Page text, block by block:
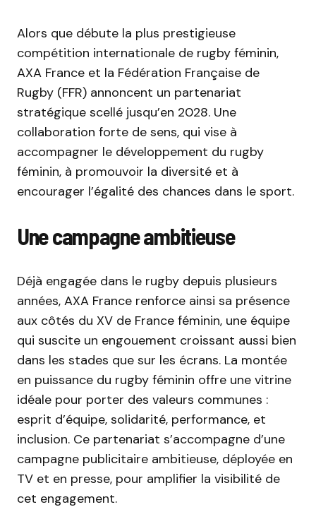
Alors que débute la plus prestigieuse
compétition internationale de rugby féminin,
AXA France et la Fédération Française de
Rugby (FFR) annoncent un partenariat
stratégique scellé jusqu’en 2028. Une
collaboration forte de sens, qui vise à
accompagner le développement du rugby
féminin, à promouvoir la diversité et à
encourager l’égalité des chances dans le sport.
Une campagne ambitieuse
Déjà engagée dans le rugby depuis plusieurs
années, AXA France renforce ainsi sa présence
aux côtés du XV de France féminin, une équipe
qui suscite un engouement croissant aussi bien
dans les stades que sur les écrans. La montée
en puissance du rugby féminin offre une vitrine
idéale pour porter des valeurs communes :
esprit d’équipe, solidarité, performance, et
inclusion. Ce partenariat s’accompagne d’une
campagne publicitaire ambitieuse, déployée en
TV et en presse, pour amplifier la visibilité de
cet engagement.